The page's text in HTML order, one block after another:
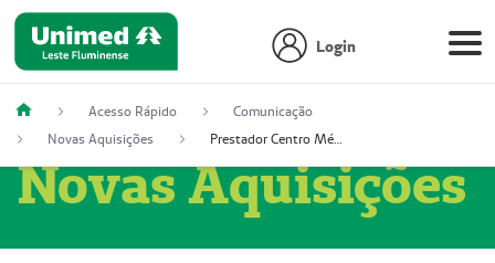
Login
Acesso Rápido
Comunicação
Novas Aquisições
Prestador Centro Médico Vitória Ltda, 51004350-4: Centro Médico Vitória Ltda (Nome Fantasia: Policlínica Master)
Novas Aquisições